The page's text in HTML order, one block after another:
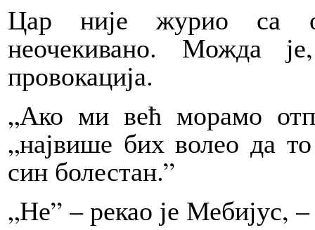
Цар није журио са
неочекивано. Можда
провокација.
„Ако ми већ морамо
„највише бих волео да
син болестан.”
„Не” – рекао је Мебијус,